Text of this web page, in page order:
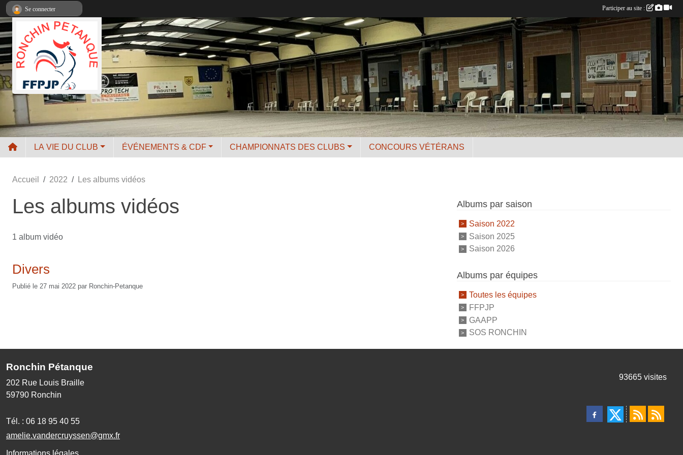
LA VIE DU CLUB ÉVÉNEMENTS & CDF CHAMPIONNATS DES CLUBS CONCOURS VÉTÉRANS
Accueil 2022 Les albums vidéos
Les albums vidéos
1 album vidéo
Divers
Publié le 27 mai 2022 par Ronchin-Petanque
Albums par saison
Saison 2022
Saison 2025
Saison 2026
Albums par équipes
Toutes les équipes
FFPJP
GAAPP
SOS RONCHIN
Ronchin Pétanque
202 Rue Louis Braille
59790 Ronchin
Tél. : 06 18 95 40 55
amelie.vandercruyssen@gmx.fr
93665 visites
Se connecter Participer au site :
Panneau de gestion des cookies